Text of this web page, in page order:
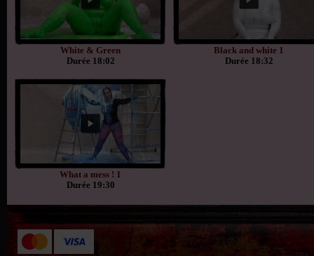
White & Green
Durée 18:02
Black and white 1
Durée 18:32
What a mess ! 1
Durée 19:30